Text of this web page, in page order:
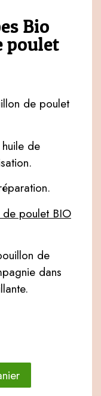
Bio
poulet
de poulet
de
poulet BIO
de
dans